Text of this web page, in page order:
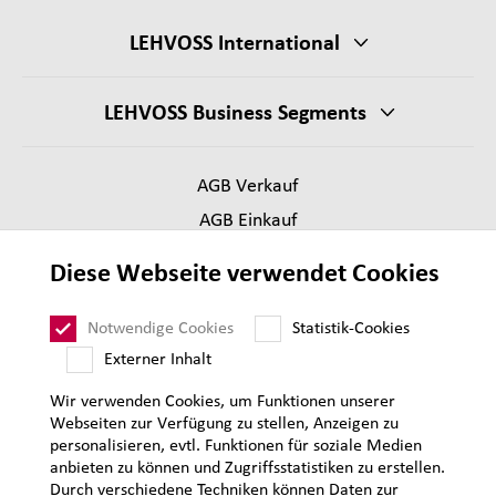
LEHVOSS International
LEHVOSS Business Segments
AGB Verkauf
AGB Einkauf
Datenschutz
Supplier Code of Conduct
Diese Webseite verwendet Cookies
Notwendige Cookies
Statistik-Cookies
Externer Inhalt
Wir verwenden Cookies, um Funktionen unserer
Webseiten zur Verfügung zu stellen, Anzeigen zu
personalisieren, evtl. Funktionen für soziale Medien
anbieten zu können und Zugriffsstatistiken zu erstellen.
Durch verschiedene Techniken können Daten zur